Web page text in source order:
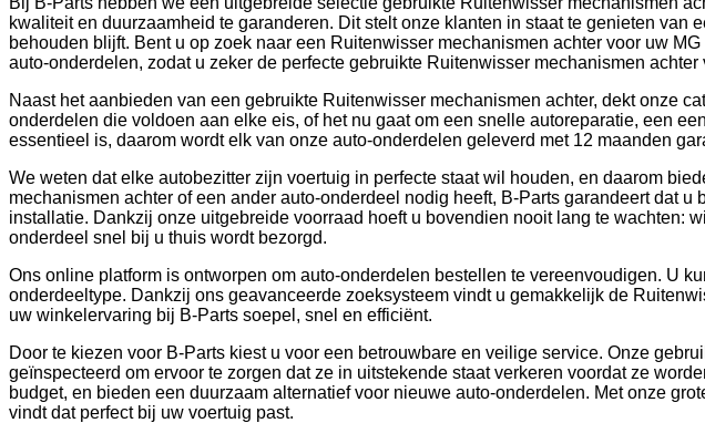
kwaliteit en duurzaamheid te garanderen. Dit stelt onze klanten in staat te genieten
behouden blijft. Bent u op zoek naar een Ruitenwisser mechanismen achter voor uw
auto-onderdelen, zodat u zeker de perfecte gebruikte Ruitenwisser mechanismen
Naast het aanbieden van een gebruikte Ruitenwisser mechanismen achter, dekt onze
onderdelen die voldoen aan elke eis, of het nu gaat om een snelle autoreparatie, een
essentieel is, daarom wordt elk van onze auto-onderdelen geleverd met 12 maanden
We weten dat elke autobezitter zijn voertuig in perfecte staat wil houden, en daarom
mechanismen achter of een ander auto-onderdeel nodig heeft, B-Parts garandeert dat
installatie. Dankzij onze uitgebreide voorraad hoeft u bovendien nooit lang te wachten:
onderdeel snel bij u thuis wordt bezorgd.
Ons online platform is ontworpen om auto-onderdelen bestellen te vereenvoudigen. U
onderdeeltype. Dankzij ons geavanceerde zoeksysteem vindt u gemakkelijk de
uw winkelervaring bij B-Parts soepel, snel en efficiënt.
Door te kiezen voor B-Parts kiest u voor een betrouwbare en veilige service. Onze
geïnspecteerd om ervoor te zorgen dat ze in uitstekende staat verkeren voordat ze
budget, en bieden een duurzaam alternatief voor nieuwe auto-onderdelen. Met onze
vindt dat perfect bij uw voertuig past.